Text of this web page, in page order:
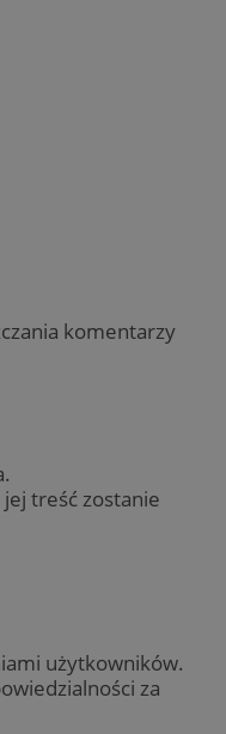
komentarzy
treść zostanie
użytkowników.
za